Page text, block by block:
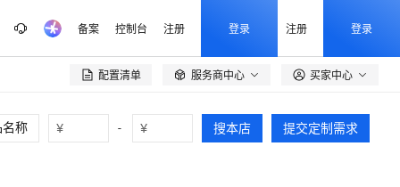
备案 控制台 注册 登录 注册 登录
配置清单  服务商中心 买家中心
¥ - ¥ 搜本店 提交定制需求